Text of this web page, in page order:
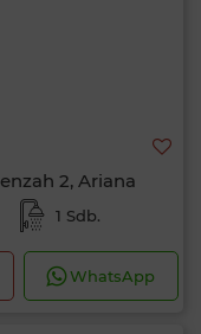
2, Ariana
1 Sdb.
WhatsApp